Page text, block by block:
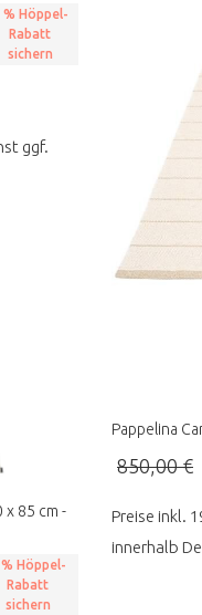
Pappelina
850,00 €
Preise inkl.
innerhalb
% Höppel-
Rabatt
sichern
ggf.
x 85 cm -
Höppel-
Rabatt
sichern